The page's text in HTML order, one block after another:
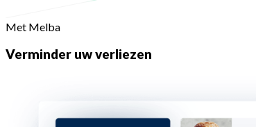
Met Melba
Verminder uw verliezen